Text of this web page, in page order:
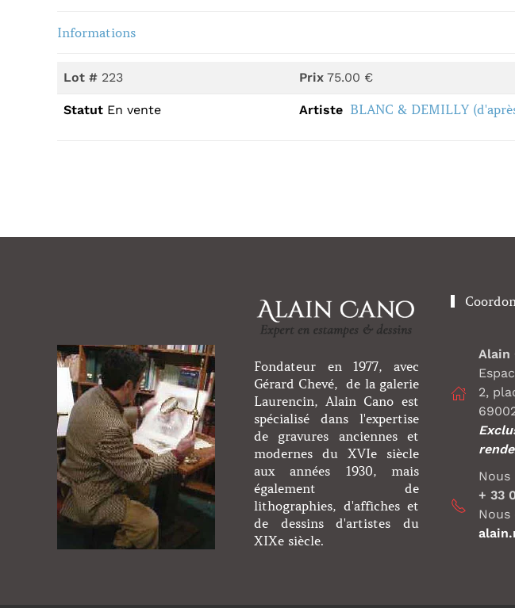
Informations
Lot # 223 Prix 75.00 €
Statut En vente Artiste BLANC & DEMILLY
Fondateur en 1977, avec
Gérard Chevé, de la galerie
Laurencin, Alain Cano est
spécialisé dans l'expertise
de gravures anciennes et
modernes du XVIe siècle
aux années 1930, mais
également de
lithographies, d'affiches et
de dessins d'artistes du
XIXe siècle.
Alain
2,
Nous
+ 33
Nous